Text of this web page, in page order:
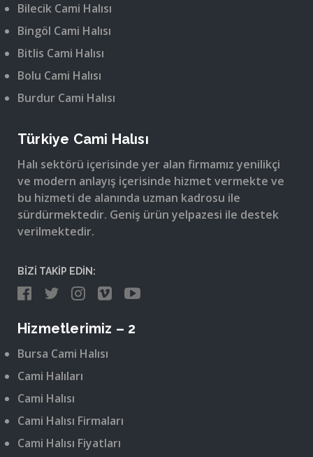
Bilecik Cami Halısı
Bingöl Cami Halısı
Bitlis Cami Halısı
Bolu Cami Halısı
Burdur Cami Halısı
Türkiye Cami Halısı
Halı sektörü içerisinde yer alan firmamız yenilikçi
ve modern anlayış içerisinde hizmet vermekte ve
bu hizmeti de alanında uzman kadrosu ile
sürdürmektedir. Geniş ürün yelpazesi ile destek
verilmektedir.
BİZİ TAKİP EDİN:
Hizmetlerimiz – 2
Bursa Cami Halısı
Cami Halıları
Cami Halısı
Cami Halısı Firmaları
Cami Halısı Fiyatları